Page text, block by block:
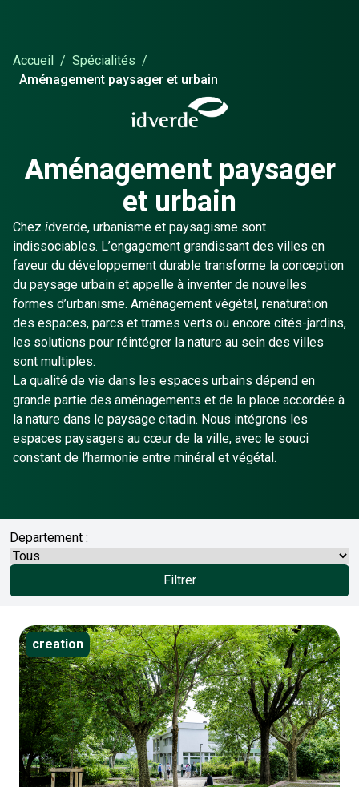
Accueil / Spécialités /
Aménagement paysager et urbain
Aménagement paysager
et urbain
Chez idverde, urbanisme et paysagisme sont
indissociables. L’engagement grandissant des villes en
faveur du développement durable transforme la conception
du paysage urbain et appelle à inventer de nouvelles
formes d’urbanisme. Aménagement végétal, renaturation
des espaces, parcs et trames verts ou encore cités-jardins,
les solutions pour réintégrer la nature au sein des villes
sont multiples.
La qualité de vie dans les espaces urbains dépend en
grande partie des aménagements et de la place accordée à
la nature dans le paysage citadin. Nous intégrons les
espaces paysagers au cœur de la ville, avec le souci
constant de l’harmonie entre minéral et végétal.
Departement :
Filtrer
creation